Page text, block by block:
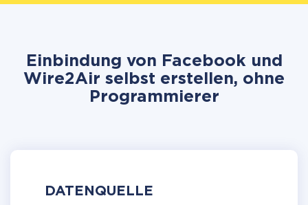
Einbindung von Facebook und
Wire2Air selbst erstellen, ohne
Programmierer
DATENQUELLE